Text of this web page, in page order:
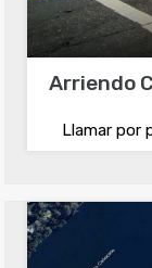
Arriendo
Llamar por